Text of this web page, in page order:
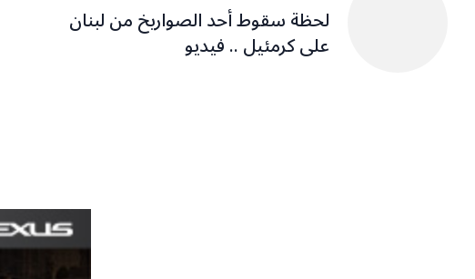
لحظة سقوط أحد الصواريخ من لبنان
على كرمئيل .. فيديو